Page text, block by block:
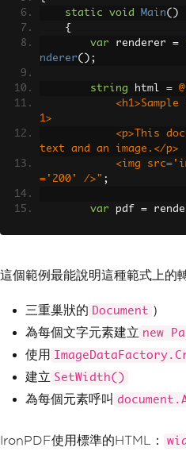
}
}
static
void Main()
{
var renderer =
nderer();
string html =
1>
text and an image.</p>
='200' />" ;
var pdf =
}
這個範例最能說明這種範式上的
三重巢狀的 Document ）
為每個文字元素建立 new
使用
建立 SetWidth()
為每個元素呼叫
IronPDF使用標準的HTML：